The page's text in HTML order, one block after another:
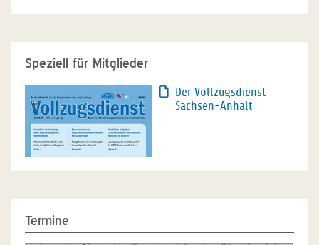
Speziell für Mitglieder
Der Vollzugsdienst
Sachsen-Anhalt
Termine